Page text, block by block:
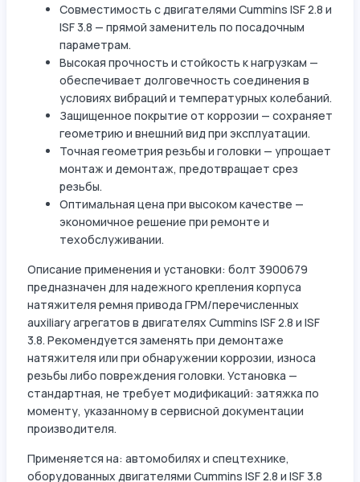
Совместимость с двигателями Cummins ISF 2.8 и
ISF 3.8 — прямой заменитель по посадочным
параметрам.
Высокая прочность и стойкость к нагрузкам —
обеспечивает долговечность соединения в
условиях вибраций и температурных колебаний.
Защищенное покрытие от коррозии — сохраняет
геометрию и внешний вид при эксплуатации.
Точная геометрия резьбы и головки — упрощает
монтаж и демонтаж, предотвращает срез
резьбы.
Оптимальная цена при высоком качестве —
экономичное решение при ремонте и
техобслуживании.
Описание применения и установки: болт 3900679
предназначен для надежного крепления корпуса
натяжителя ремня привода ГРМ/перечисленных
auxiliary агрегатов в двигателях Cummins ISF 2.8 и ISF
3.8. Рекомендуется заменять при демонтаже
натяжителя или при обнаружении коррозии, износа
резьбы либо повреждения головки. Установка —
стандартная, не требует модификаций: затяжка по
моменту, указанному в сервисной документации
производителя.
Применяется на: автомобилях и спецтехнике,
оборудованных двигателями Cummins ISF 2.8 и ISF 3.8